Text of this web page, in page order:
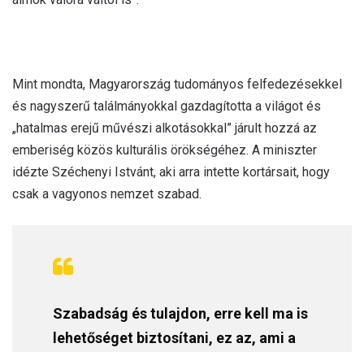
Mint mondta, Magyarország tudományos felfedezésekkel
és nagyszerű találmányokkal gazdagította a világot és
„hatalmas erejű művészi alkotásokkal” járult hozzá az
emberiség közös kulturális örökségéhez. A miniszter
idézte Széchenyi Istvánt, aki arra intette kortársait, hogy
csak a vagyonos nemzet szabad.
Szabadság és tulajdon, erre kell ma is
lehetőséget biztosítani, ez az, ami a